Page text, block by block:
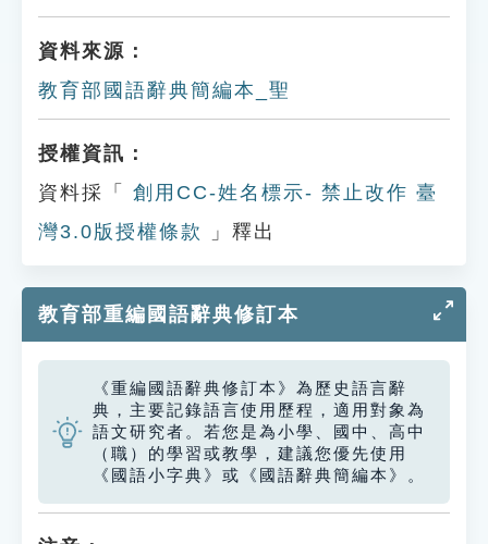
資料來源：
教育部國語辭典簡編本_聖
授權資訊：
資料採「
創用CC-姓名標示- 禁止改作 臺
灣3.0版授權條款
」釋出
教育部重編國語辭典修訂本
《重編國語辭典修訂本》為歷史語言辭
典，主要記錄語言使用歷程，適用對象為
語文研究者。若您是為小學、國中、高中
（職）的學習或教學，建議您優先使用
《國語小字典》或《國語辭典簡編本》。